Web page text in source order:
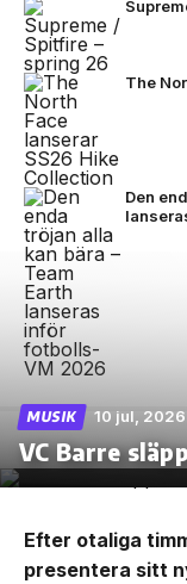
The
Den
MUSIK 10 jul, 2026
VC Barre
Efter otaliga
presentera sitt